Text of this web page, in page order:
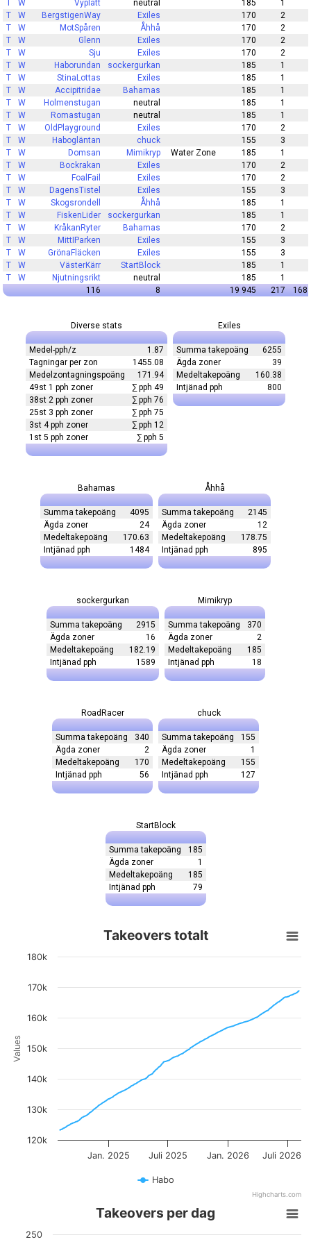
W Vyplätt neutral 185
1
T
W BergstigenWay Exiles 170 2
T
W MotSpåren Åhhå 170 2
T
W Glenn Exiles 170 2
T
W Sju Exiles 170 2
T
W Haborundan sockergurkan 185 1
T
W StinaLottas Exiles 185 1
T
W Accipitridae Bahamas 185 1
T
W Holmenstugan neutral 185
1
T
W Romastugan neutral 185
1
T
W OldPlayground Exiles 170 2
T
W Habogläntan chuck 155 3
T
W Domsan Mimikryp Water Zone 185
1
T
W Bockrakan Exiles 170 2
T
W FoalFail Exiles 170 2
T
W DagensTistel Exiles 155 3
T
W Skogsrondell Åhhå 185
1
T
W FiskenLider sockergurkan 185
1
T
W KråkanRyter Bahamas 170 2
T
W MittIParken Exiles 155 3
T
W GrönaFläcken Exiles 155 3
T
W VästerKärr StartBlock 185
1
T
W Njutningsrikt neutral 185
1
116
8 19 945 217 168
Diverse stats
Medel-pph/z
1.87
Tagningar per zon
1455.08
Medelzontagningspoäng
171.94
49st 1 pph zoner
∑ pph 49
38st 2 pph zoner
∑ pph 76
25st 3 pph zoner
∑ pph 75
3st 4 pph zoner
∑ pph 12
1st 5 pph zoner
∑ pph 5
Exiles
Summa takepoäng
6255
Ägda zoner
39
Medeltakepoäng
160.38
Intjänad pph
800
Bahamas
Summa takepoäng
4095
Ägda zoner
24
Medeltakepoäng
170.63
Intjänad pph
1484
Åhhå
Summa takepoäng
2145
Ägda zoner
12
Medeltakepoäng
178.75
Intjänad pph
895
sockergurkan
Summa takepoäng
2915
Ägda zoner
16
Medeltakepoäng
182.19
Intjänad pph
1589
Mimikryp
Summa takepoäng
370
Ägda zoner
2
Medeltakepoäng
185
Intjänad pph
18
RoadRacer
Summa takepoäng
340
Ägda zoner
2
Medeltakepoäng
170
Intjänad pph
56
chuck
Summa takepoäng
155
Ägda zoner
1
Medeltakepoäng
155
Intjänad pph
127
StartBlock
Summa takepoäng
185
Ägda zoner
1
Medeltakepoäng
185
Intjänad pph
79
View as data table, Takeovers totalt
The chart has 1 X axis displaying Time. Data ranges from 2024-08-
The chart has 1 Y axis displaying Values. Data ranges from 123240
Values
Takeovers totalt
Habo
Jan. 2025 Juli 2025 Jan. 2026 Juli 2026
120k
130k
140k
150k
160k
170k
180k
Highcharts.com
Takeovers per dag
250